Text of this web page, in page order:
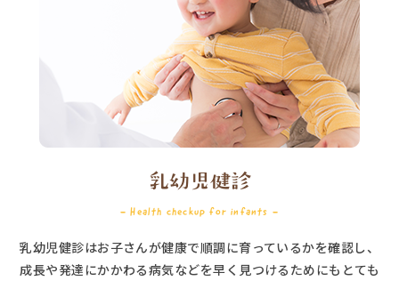
乳幼児健診
- Health checkup for infants -
乳幼児健診はお子さんが健康で順調に育っているかを確認し、
成長や発達にかかわる病気などを早く見つけるためにもとても